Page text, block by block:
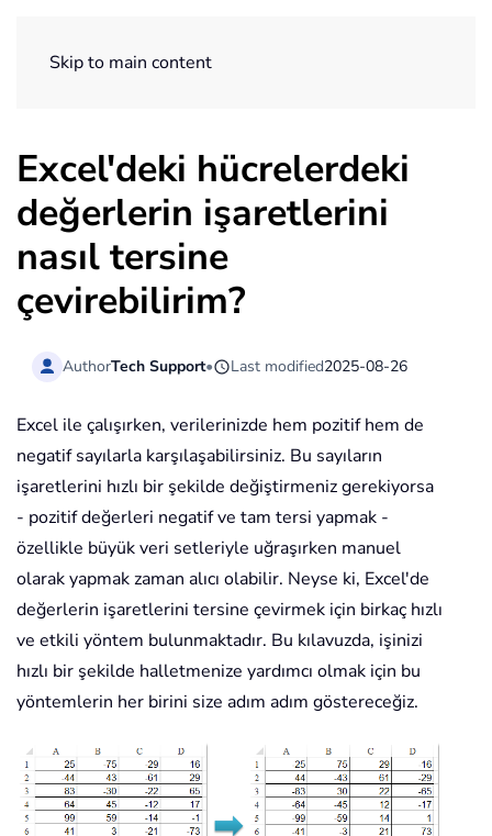
Skip to main content
Excel'deki hücrelerdeki
değerlerin işaretlerini
nasıl tersine
çevirebilirim?
AuthorTech Support• Last modified2025-08-26
Excel ile çalışırken, verilerinizde hem pozitif hem de
negatif sayılarla karşılaşabilirsiniz. Bu sayıların
işaretlerini hızlı bir şekilde değiştirmeniz gerekiyorsa
- pozitif değerleri negatif ve tam tersi yapmak -
özellikle büyük veri setleriyle uğraşırken manuel
olarak yapmak zaman alıcı olabilir. Neyse ki, Excel'de
değerlerin işaretlerini tersine çevirmek için birkaç hızlı
ve etkili yöntem bulunmaktadır. Bu kılavuzda, işinizi
hızlı bir şekilde halletmenize yardımcı olmak için bu
yöntemlerin her birini size adım adım göstereceğiz.